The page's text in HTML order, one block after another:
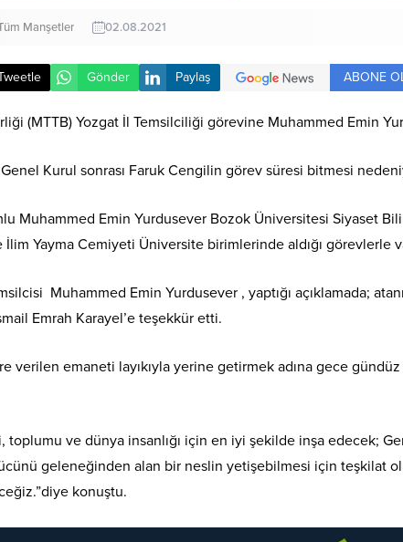
Manşetler 02.08.2021
Gönder Paylaş ABONE
(MTTB) Yozgat İl Temsilciliği görevine Muhammed Emin
Kurul sonrası Faruk Cengilin görev süresi bitmesi
Muhammed Emin Yurdusever Bozok Üniversitesi Siyaset
İlim Yayma Cemiyeti Üniversite birimlerinde aldığı
Muhammed Emin Yurdusever , yaptığı açıklamada;
Emrah Karayel’e teşekkür etti.
verilen emaneti layıkıyla yerine getirmek adına gece
toplumu ve dünya insanlığı için en iyi şekilde inşa edecek;
geleneğinden alan bir neslin yetişebilmesi için teşkilat
konuştu.